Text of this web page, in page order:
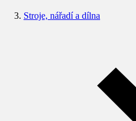
Stroje, nářadí a dílna